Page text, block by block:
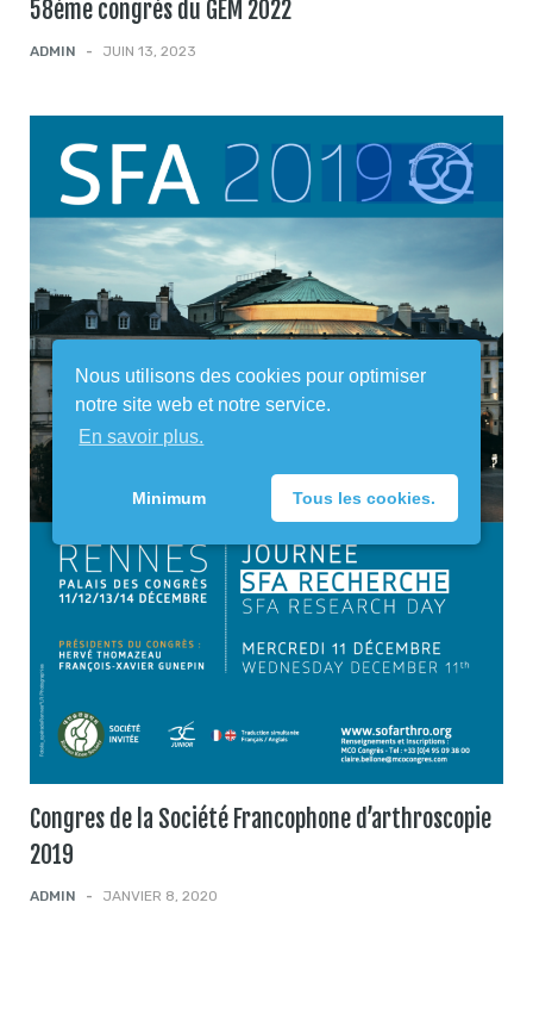
Nous utilisons des cookies pour optimiser
notre site web et notre service.
En savoir plus.
Minimum Tous les cookies.
58ème congrès du GEM 2022
ADMIN - JUIN 13, 2023
Congres de la Société Francophone d’arthroscopie
2019
ADMIN - JANVIER 8, 2020